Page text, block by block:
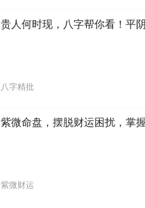
贵人何时现，八字帮你看！平
八字精批
紫微命盘，摆脱财运困扰，掌
紫微财运